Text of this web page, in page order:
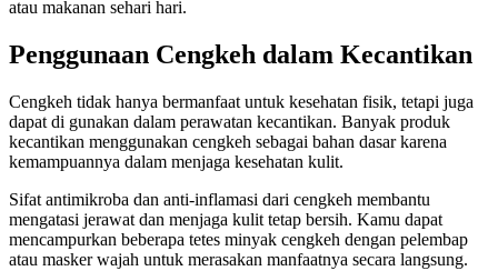
atau makanan sehari hari.
Penggunaan Cengkeh dalam Kecantikan
Cengkeh tidak hanya bermanfaat untuk kesehatan fisik, tetapi juga
dapat di gunakan dalam perawatan kecantikan. Banyak produk
kecantikan menggunakan cengkeh sebagai bahan dasar karena
kemampuannya dalam menjaga kesehatan kulit.
Sifat antimikroba dan anti-inflamasi dari cengkeh membantu
mengatasi jerawat dan menjaga kulit tetap bersih. Kamu dapat
mencampurkan beberapa tetes minyak cengkeh dengan pelembap
atau masker wajah untuk merasakan manfaatnya secara langsung.